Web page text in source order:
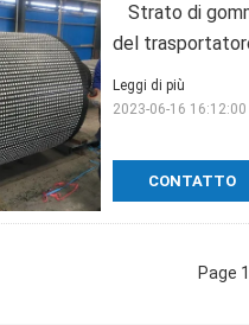
Strato di
del
CONTATTO
Leggi di più
2023-06-16 16:12:00
Page